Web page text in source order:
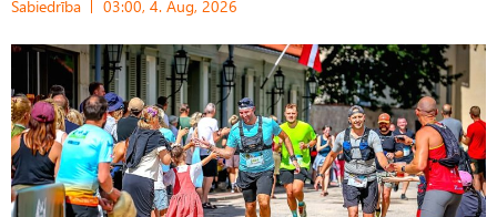
Sabiedrība 03:00, 4. Aug, 2026